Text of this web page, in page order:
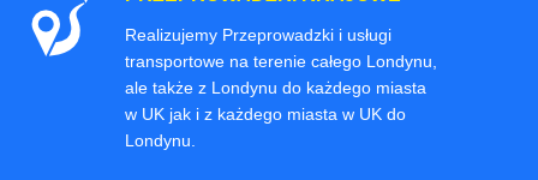
Realizujemy Przeprowadzki i usługi
transportowe na terenie całego Londynu,
ale także z Londynu do każdego miasta
w UK jak i z każdego miasta w UK do
Londynu.